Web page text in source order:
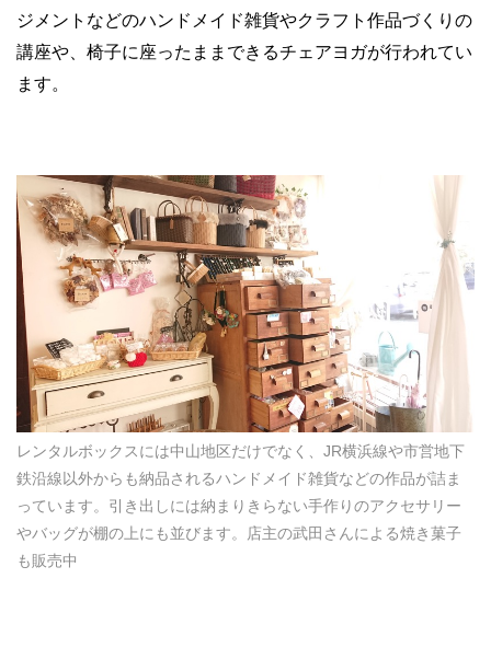
ジメントなどのハンドメイド雑貨やクラフト作品づくりの
講座や、椅子に座ったままできるチェアヨガが行われてい
ます。
レンタルボックスには中山地区だけでなく、JR横浜線や市営地下
鉄沿線以外からも納品されるハンドメイド雑貨などの作品が詰ま
っています。引き出しには納まりきらない手作りのアクセサリー
やバッグが棚の上にも並びます。店主の武田さんによる焼き菓子
も販売中